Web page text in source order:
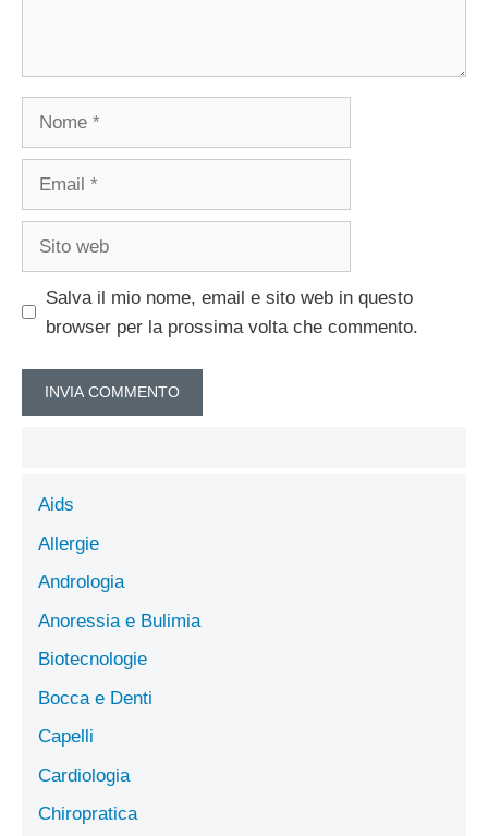
Salva il mio nome, email e sito web in questo
browser per la prossima volta che commento.
Aids
Allergie
Andrologia
Anoressia e Bulimia
Biotecnologie
Bocca e Denti
Capelli
Cardiologia
Chiropratica